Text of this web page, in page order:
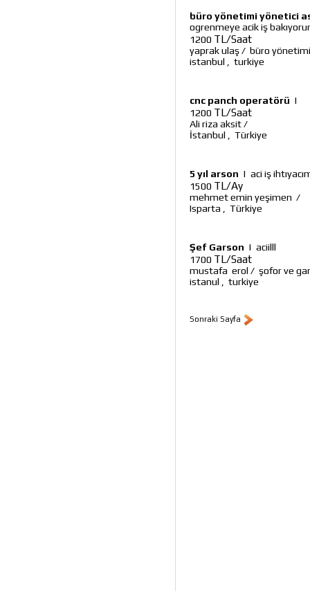
büro yönetimi yönetici
ogrenmeye acik iş
1200 TL/Saat
yaprak ulaş/ büro yönetimi
istanbul
turkiye
cnc panch operatörü |
1200 TL/Saat
Ali riza aksit/
İstanbul
Türkiye
5 yıl arson | aci iş
1500 TL/Ay
mehmet emin yeşimen /
Isparta
Türkiye
Şef Garson | aciilll
1700 TL/Saat
mustafa erol / şofor ve
istanul
turkiye
Sonraki Sayfa